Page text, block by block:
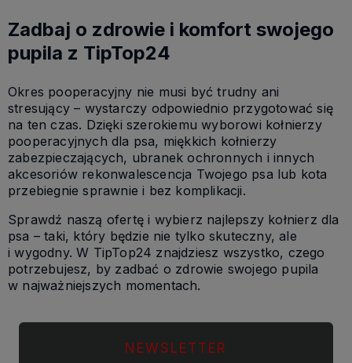
Zadbaj o zdrowie i komfort swojego
pupila z TipTop24
Okres pooperacyjny nie musi być trudny ani
stresujący – wystarczy odpowiednio przygotować się
na ten czas. Dzięki szerokiemu wyborowi kołnierzy
pooperacyjnych dla psa, miękkich kołnierzy
zabezpieczających, ubranek ochronnych i innych
akcesoriów rekonwalescencja Twojego psa lub kota
przebiegnie sprawnie i bez komplikacji.
Sprawdź naszą ofertę i wybierz najlepszy kołnierz dla
psa – taki, który będzie nie tylko skuteczny, ale
i wygodny. W TipTop24 znajdziesz wszystko, czego
potrzebujesz, by zadbać o zdrowie swojego pupila
w najważniejszych momentach.
NEWSLETTER